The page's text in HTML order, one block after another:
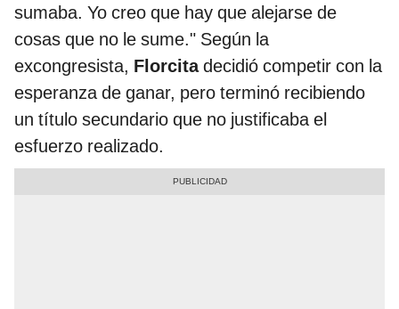
sumaba. Yo creo que hay que alejarse de
cosas que no le sume." Según la
excongresista, Florcitadecidió competir con la
esperanza de ganar, pero terminó recibiendo
un título secundario que no justificaba el
esfuerzo realizado.